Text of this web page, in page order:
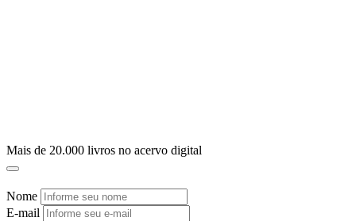
Mais de 20.000 livros no acervo digital
Nome
E-mail